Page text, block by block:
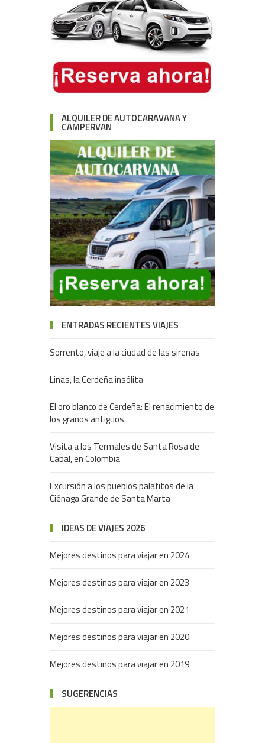
ALQUILER DE AUTOCARAVANA Y
CAMPERVAN
ENTRADAS RECIENTES VIAJES
Sorrento, viaje a la ciudad de las sirenas
Linas, la Cerdeña insólita
El oro blanco de Cerdeña: El renacimiento de
los granos antiguos
Visita a los Termales de Santa Rosa de
Cabal, en Colombia
Excursión a los pueblos palafitos de la
Ciénaga Grande de Santa Marta
IDEAS DE VIAJES 2026
Mejores destinos para viajar en 2024
Mejores destinos para viajar en 2023
Mejores destinos para viajar en 2021
Mejores destinos para viajar en 2020
Mejores destinos para viajar en 2019
SUGERENCIAS